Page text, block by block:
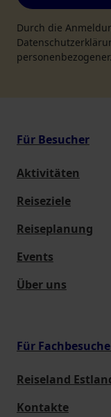
Durch die
personenbezogener.
Für Besucher
Aktivitäten
Reiseziele
Reiseplanung
Events
Über uns
Für
Reiseland
Kontakte